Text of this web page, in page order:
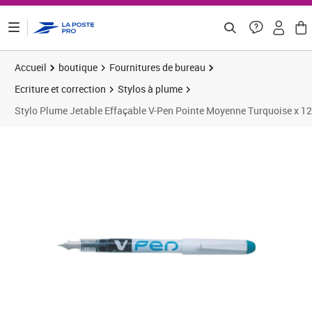
Accueil boutique
Fournitures de bureau
Ecriture et correction
Stylos à plume
Stylo Plume Jetable Effaçable V-Pen Pointe Moyenne Turquoise x